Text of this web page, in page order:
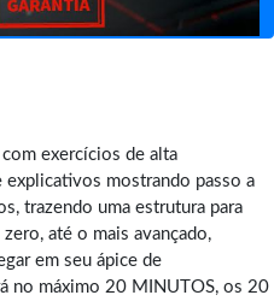
exercícios de alta
mostrando passo a
trazendo uma estrutura para
até o mais avançado,
em seu ápice de
no máximo 20 MINUTOS, os 20